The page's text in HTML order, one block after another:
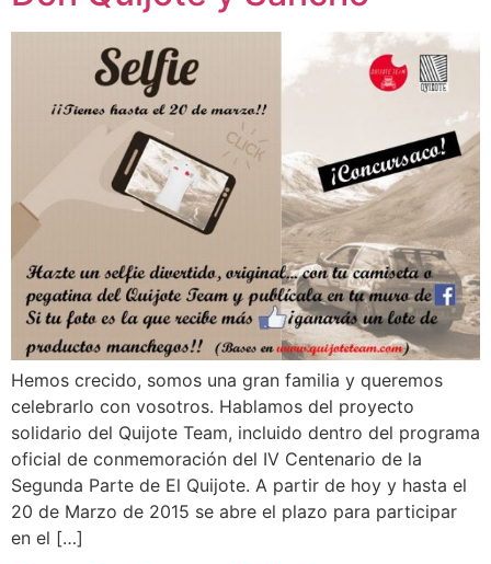
Hemos crecido, somos una gran familia y queremos
celebrarlo con vosotros. Hablamos del proyecto
solidario del Quijote Team, incluido dentro del programa
oficial de conmemoración del IV Centenario de la
Segunda Parte de El Quijote. A partir de hoy y hasta el
20 de Marzo de 2015 se abre el plazo para participar
en el […]